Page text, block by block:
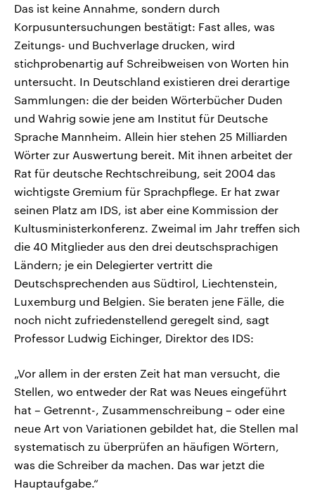
Das ist keine Annahme, sondern durch
Korpusuntersuchungen bestätigt: Fast alles, was
Zeitungs- und Buchverlage drucken, wird
stichprobenartig auf Schreibweisen von Worten hin
untersucht. In Deutschland existieren drei derartige
Sammlungen: die der beiden Wörterbücher Duden
und Wahrig sowie jene am Institut für Deutsche
Sprache Mannheim. Allein hier stehen 25 Milliarden
Wörter zur Auswertung bereit. Mit ihnen arbeitet der
Rat für deutsche Rechtschreibung, seit 2004 das
wichtigste Gremium für Sprachpflege. Er hat zwar
seinen Platz am IDS, ist aber eine Kommission der
Kultusministerkonferenz. Zweimal im Jahr treffen sich
die 40 Mitglieder aus den drei deutschsprachigen
Ländern; je ein Delegierter vertritt die
Deutschsprechenden aus Südtirol, Liechtenstein,
Luxemburg und Belgien. Sie beraten jene Fälle, die
noch nicht zufriedenstellend geregelt sind, sagt
Professor Ludwig Eichinger, Direktor des IDS:
„Vor allem in der ersten Zeit hat man versucht, die
Stellen, wo entweder der Rat was Neues eingeführt
hat – Getrennt-, Zusammenschreibung – oder eine
neue Art von Variationen gebildet hat, die Stellen mal
systematisch zu überprüfen an häufigen Wörtern,
was die Schreiber da machen. Das war jetzt die
Hauptaufgabe.“